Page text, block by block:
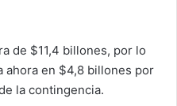
de $11,4 billones, por lo
ahora en $4,8 billones por
la contingencia.